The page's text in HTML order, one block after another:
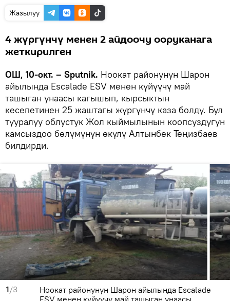
Жазылуу
4 жүргүнчү менен 2 айдоочу ооруканага
жеткирилген
ОШ, 10-окт. – Sputnik. Ноокат районунун Шарон
айылында Escalade ESV менен күйүүчү май
ташыган унаасы кагышып, кырсыктын
кесепетинен 25 жаштагы жүргүнчү каза болду. Бул
тууралуу облустук Жол кыймылынын коопсуздугун
камсыздоо бөлүмүнүн өкүлү Алтынбек Теңизбаев
билдирди.
1/3
Ноокат районунун Шарон айылында Escalade
ESV менен күйүүчү май ташыган унаасы